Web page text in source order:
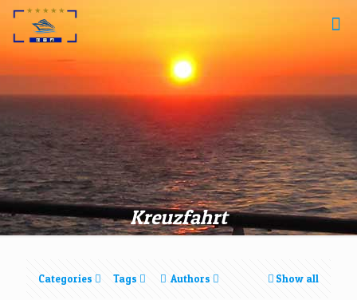
Kreuzfahrt
Categories Tags Authors Show all